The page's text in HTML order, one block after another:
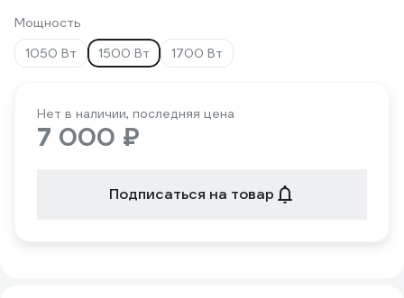
Мощность
1050 Вт
1500 Вт 1700 Вт
Нет в наличии, последняя цена
7 000 ₽
Подписаться на товар